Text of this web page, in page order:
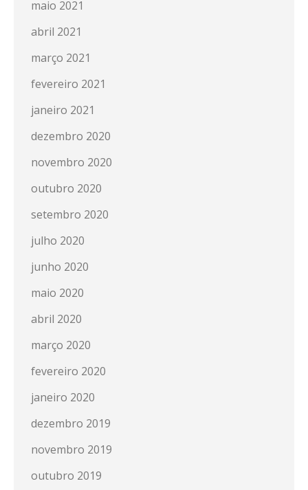
maio 2021
abril 2021
março 2021
fevereiro 2021
janeiro 2021
dezembro 2020
novembro 2020
outubro 2020
setembro 2020
julho 2020
junho 2020
maio 2020
abril 2020
março 2020
fevereiro 2020
janeiro 2020
dezembro 2019
novembro 2019
outubro 2019